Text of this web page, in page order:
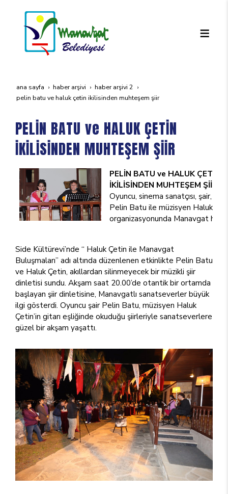
ana sayfa haber arşivi
haber arşivi 2
peli̇n batu ve haluk çeti̇n i̇ki̇li̇si̇nden muhteşem şi̇i̇r
PELİN BATU ve HALUK ÇETİN
İKİLİSİNDEN MUHTEŞEM ŞİİR
PELİN BATU ve HALUK ÇETİN
İKİLİSİNDEN MUHTEŞEM ŞİİR
Oyuncu, sinema sanatçısı, şair, tv
Pelin Batu ile müzisyen Haluk
organizasyonunda Manavgat
Side Kültürevi’nde “ Haluk Çetin ile Manavgat
Buluşmaları” adı altında düzenlenen etkinlikte Pelin Batu
ve Haluk Çetin, akıllardan silinmeyecek bir müzikli şiir
dinletisi sundu. Akşam saat 20.00’de otantik bir ortamda
başlayan şiir dinletisine, Manavgatlı sanatseverler büyük
ilgi gösterdi. Oyuncu şair Pelin Batu, müzisyen Haluk
Çetin’in gitarı eşliğinde okuduğu şiirleriyle sanatseverlere
güzel bir akşam yaşattı.